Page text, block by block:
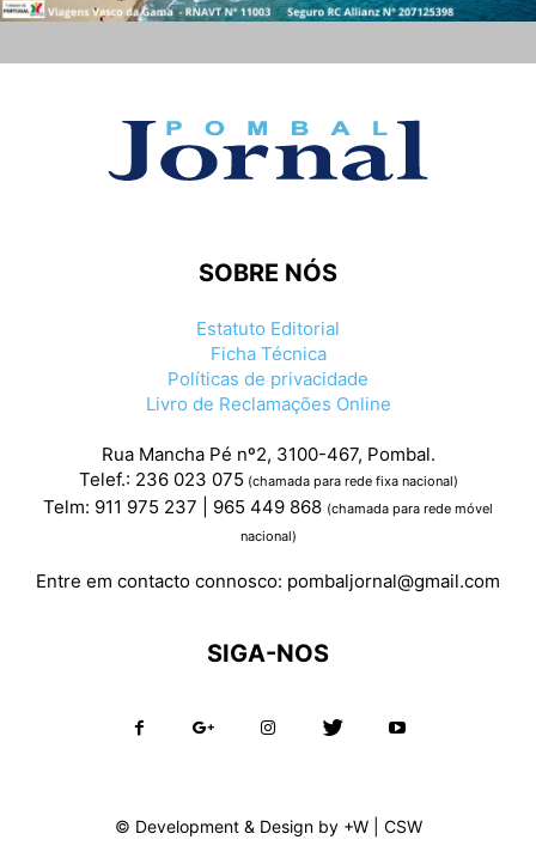
SOBRE NÓS
Estatuto Editorial
Ficha Técnica
Políticas de privacidade
Livro de Reclamações Online
Rua Mancha Pé nº2, 3100-467, Pombal.
Telef.: 236 023 075 (chamada para rede fixa nacional)
Telm: 911 975 237 | 965 449 868 (chamada para rede móvel
nacional)
Entre em contacto connosco: pombaljornal@gmail.com
SIGA-NOS
© Development & Design by +W| CSW